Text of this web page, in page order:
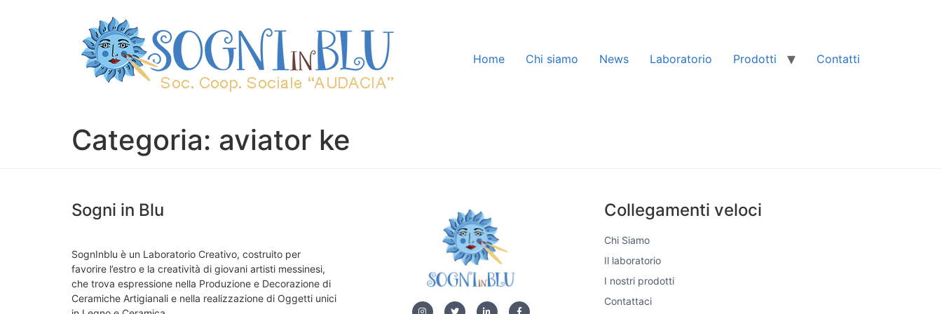
Home Chi siamo News Laboratorio Prodotti Contatti
Categoria: aviator ke
Sogni in Blu
SognInblu è un Laboratorio Creativo, costruito per
favorire l’estro e la creatività di giovani artisti messinesi,
che trova espressione nella Produzione e Decorazione di
Ceramiche Artigianali e nella realizzazione di Oggetti unici
Collegamenti veloci
Chi Siamo
Il laboratorio
I nostri prodotti
Contattaci